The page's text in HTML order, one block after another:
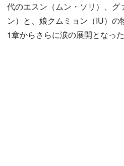
代のエスン（ムン・ソリ）、グ
ン）と、娘クムミョン（IU）
1章からさらに涙の展開となった